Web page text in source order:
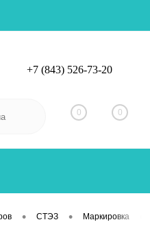
Вход
+7 (843) 526-73-20
0 0
• СТЭЗ • Маркировка